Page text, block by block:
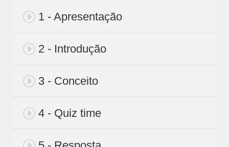
1 - Apresentação
2 - Introdução
3 - Conceito
4 - Quiz time